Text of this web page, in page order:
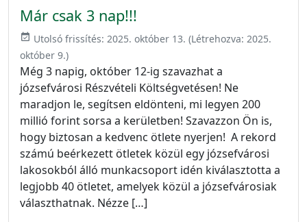
Már csak 3 nap!!!
event_available Utolsó frissítés: 2025. október 13. (Létrehozva: 2025.
október 9.)
Még 3 napig, október 12-ig szavazhat a
józsefvárosi Részvételi Költségvetésen! Ne
maradjon le, segítsen eldönteni, mi legyen 200
millió forint sorsa a kerületben! Szavazzon Ön is,
hogy biztosan a kedvenc ötlete nyerjen! A rekord
számú beérkezett ötletek közül egy józsefvárosi
lakosokból álló munkacsoport idén kiválasztotta a
legjobb 40 ötletet, amelyek közül a józsefvárosiak
választhatnak. Nézze […]